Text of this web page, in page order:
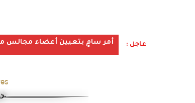
عاجل : أمر سامٍ بتعيين أعضاء مجالس مناطق